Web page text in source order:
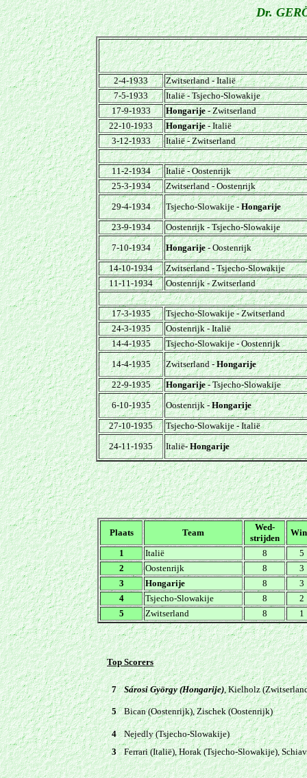
Dr.
2-4-1933
Zwitserland - Italië
7-5-1933
Italië - Tsjecho-Slowakije
17-9-1933
Hongarije- Zwitserland
22-10-1933
Hongarije- Italië
3-12-1933
Italië - Zwitserland
11-2-1934
Italië - Oostenrijk
25-3-1934
Zwitserland - Oostenrijk
29-4-1934
Tsjecho-Slowakije -Hongarije
23-9-1934
Oostenrijk - Tsjecho-Slowakije
7-10-1934
Hongarije- Oostenrijk
14-10-1934
Zwitserland - Tsjecho-Slowakije
11-11-1934
Oostenrijk - Zwitserland
17-3-1935
Tsjecho-Slowakije - Zwitserland
24-3-1935
Oostenrijk - Italië
14-4-1935
Tsjecho-Slowakije - Oostenrijk
14-4-1935
Zwitserland -Hongarije
22-9-1935
Hongarije- Tsjecho-Slowakije
6-10-1935
Oostenrijk -Hongarije
27-10-1935
Tsjecho-Slowakije - Italië
24-11-1935
Italië- Hongarije
Plaats Team
Wed-
strijden
1
Italië 8
5
2
Oostenrijk 8
3
3
Hongarije 8
3
4
Tsjecho-Slowakije 8
2
5
Zwitserland 8 1
Top Scorers
7 Sárosi György (Hongarije), Kielholz
5 Bican (Oostenrijk), Zischek (Oostenrijk)
4
Nejedly (Tsjecho-Slowakije)
3
Ferrari (Italië), Horak (Tsjecho-Slowakije),